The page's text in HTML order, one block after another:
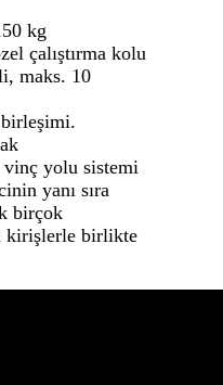
kg
çalıştırma kolu
maks. 10
birleşimi.
vinç yolu sistemi
yanı sıra
birçok
kirişlerle birlikte